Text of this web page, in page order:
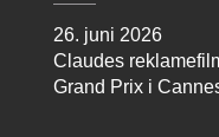
26. juni 2026
Claudes
Grand Prix i